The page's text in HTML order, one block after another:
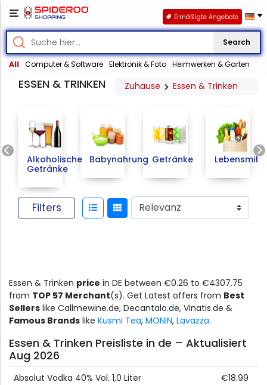
Search
All Computer & Software Elektronik & Foto Heimwerken & Garten
Ermäßigte Angebote
ESSEN & TRINKEN Zuhause Essen & Trinken
Previous
Alkoholische
Getränke
Babynahrung Getränke
Filters
Essen & Trinken price in DE between €0.26 to €4307.75
from TOP 57 Merchant(s). Get Latest offers from Best
Sellers like Callmewine.de, Decantalo.de, Vinatis.de &
Famous Brands like Kusmi Tea, MONIN, Lavazza.
Essen & Trinken Preisliste in de – Aktualisiert
Aug 2026
Absolut Vodka 40% Vol. 1,0 Liter
€18.99